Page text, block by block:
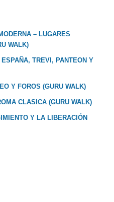
– LUGARES
WALK)
TREVI, PANTEON Y
Y FOROS (GURU WALK)
CLASICA (GURU WALK)
Y LA LIBERACIÓN